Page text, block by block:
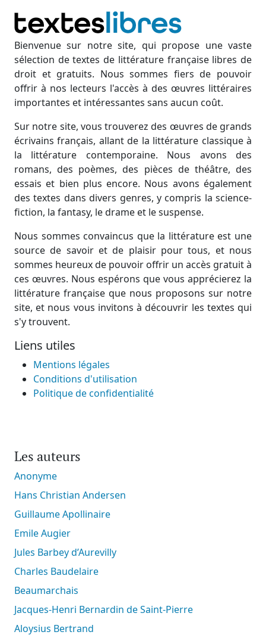
Bienvenue sur notre site, qui propose une vaste
sélection de textes de littérature française libres de
droit et gratuits. Nous sommes fiers de pouvoir
offrir à nos lecteurs l'accès à des œuvres littéraires
importantes et intéressantes sans aucun coût.
Sur notre site, vous trouverez des œuvres de grands
écrivains français, allant de la littérature classique à
la littérature contemporaine. Nous avons des
romans, des poèmes, des pièces de théâtre, des
essais et bien plus encore. Nous avons également
des textes dans divers genres, y compris la science-
fiction, la fantasy, le drame et le suspense.
Nous sommes convaincus que la littérature est une
source de savoir et de plaisir pour tous, et nous
sommes heureux de pouvoir offrir un accès gratuit à
ces œuvres. Nous espérons que vous apprécierez la
littérature française que nous proposons sur notre
site, et nous vous invitons à découvrir les textes qui
s'y trouvent.
Liens utiles
Mentions légales
Conditions d'utilisation
Politique de confidentialité
Les auteurs
Anonyme
Hans Christian Andersen
Guillaume Apollinaire
Emile Augier
Jules Barbey d’Aurevilly
Charles Baudelaire
Beaumarchais
Jacques-Henri Bernardin de Saint-Pierre
Aloysius Bertrand